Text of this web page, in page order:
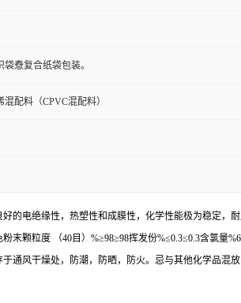
袋憃复合纸袋包装。
配料（CPVC混配料）
的电绝缘性，热塑性和成膜性，化学性能极为稳定
末颗粒度 （40目）%≥98≥98挥发份%≤0.3≤0.3含氯量
通风干燥处，防潮，防晒，防火。忌与其他化学品混